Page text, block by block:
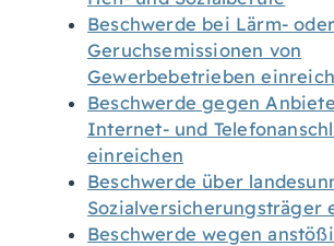
Beschwerde bei Lärm- oder
Geruchsemissionen von
Gewerbebetrieben
Beschwerde gegen
Internet- und
einreichen
Beschwerde über
Sozialversicherungsträger
Beschwerde wegen